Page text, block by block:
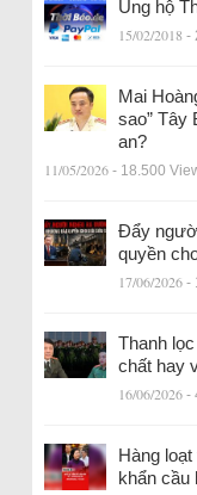
Ủng hộ
15/02/2018 -
Mai
sao” Tây
an?
11/05/2026 - 18.500
Đẩy
quyền
17/06/2026 -
Thanh
chất hay
16/06/2026 -
Hàng
khẩn cầu